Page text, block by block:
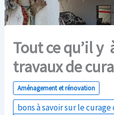
Tout ce qu’il y
travaux de
Aménagement et rénovation
bons à savoir sur le